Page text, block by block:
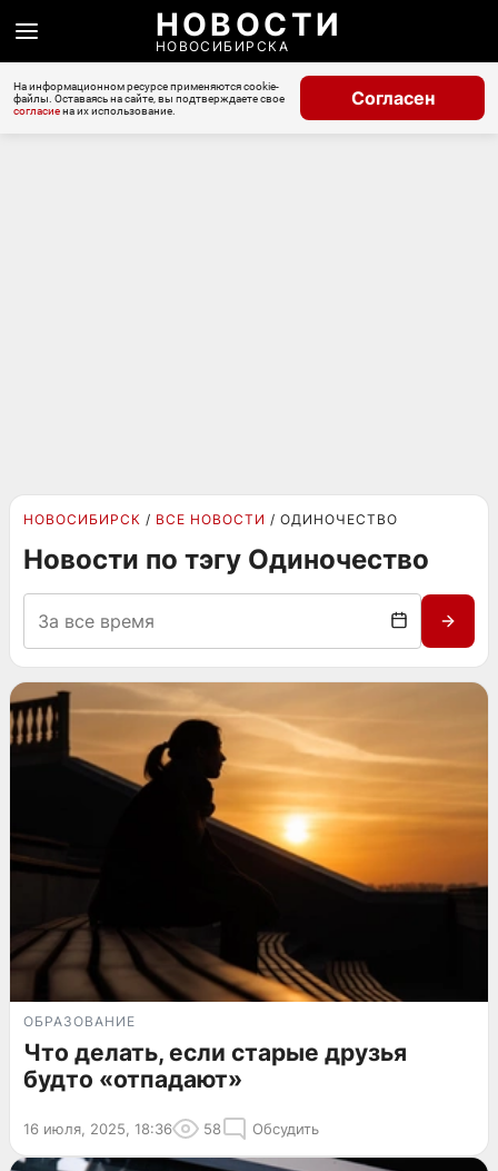
НОВОСТИ
НОВОСИБИРСКА
На информационном ресурсе применяются cookie-
файлы. Оставаясь на сайте, вы подтверждаете свое
согласиена их использование.
Согласен
НОВОСИБИРСК ВСЕ НОВОСТИ ОДИНОЧЕСТВО
Новости по тэгу Одиночество
ОБРАЗОВАНИЕ
Что делать, если старые друзья
будто «отпадают»
16 июля, 2025, 18:36 58 Обсудить